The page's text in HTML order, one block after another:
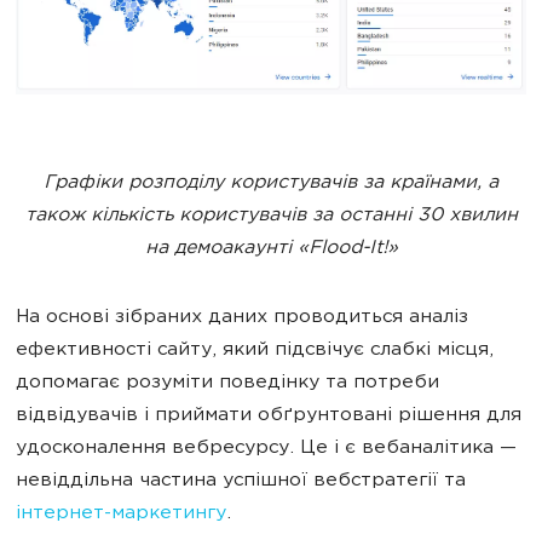
Графікирозподілу користувачів за країнами, а
також кількість користувачів за останні 30 хвилин
на демоакаунті «Flood-It!»
На основі зібраних даних проводиться аналіз
ефективності сайту, який підсвічує слабкі місця,
допомагає розуміти поведінку та потреби
відвідувачів і приймати обґрунтовані рішення для
удосконалення вебресурсу. Це і є вебаналітика —
невіддільна частина успішної вебстратегії та
інтернет-маркетингу.